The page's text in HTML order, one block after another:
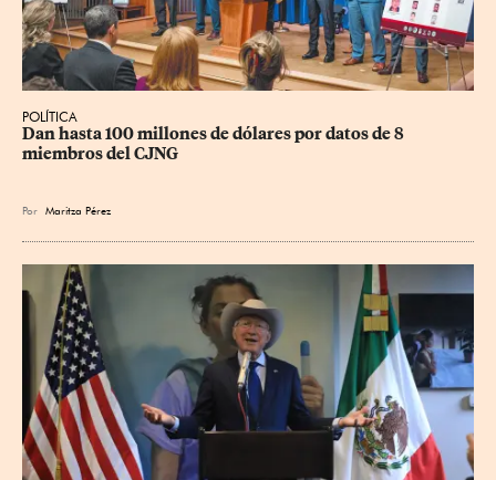
POLÍTICA
Dan hasta 100 millones de dólares por datos de 8
miembros del CJNG
Por Maritza Pérez